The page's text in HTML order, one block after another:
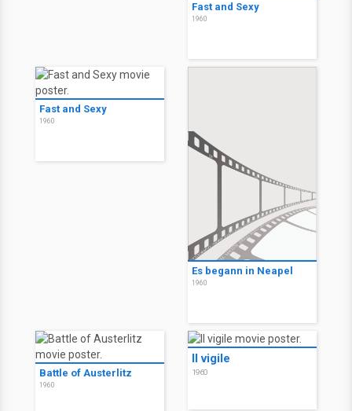
Fast and Sexy
1960
Fast and Sexy
1960
Es begann in Neapel
1960
Battle of Austerlitz
1960
Il vigile
1960